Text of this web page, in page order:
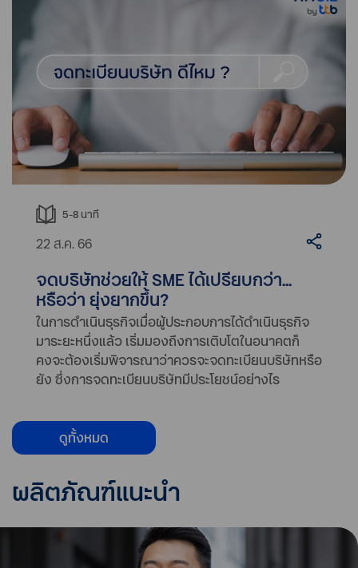
5-8 นาที
22 ส.ค. 66
จดบริษัทช่วยให้ SME ได้เปรียบกว่า...
หรือว่า ยุ่งยากขึ้น?
ในการดำเนินธุรกิจเมื่อผู้ประกอบการได้ดำเนินธุรกิจ
มาระยะหนึ่งแล้ว เริ่มมองถึงการเติบโตในอนาคตก็
คงจะต้องเริ่มพิจารณาว่าควรจะจดทะเบียนบริษัทหรือ
ยัง ซึ่งการจดทะเบียนบริษัทมีประโยชน์อย่างไร
ดูทั้งหมด
ผลิตภัณฑ์แนะนำ